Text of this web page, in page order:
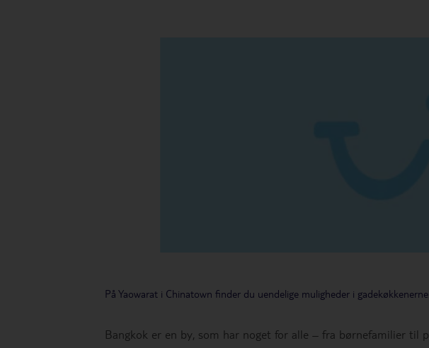
På Yaowarat i Chinatown finder du uendelige muligheder i gadekøkkenerne.
Bangkok er en by, som har noget for alle – fra børnefamilier til